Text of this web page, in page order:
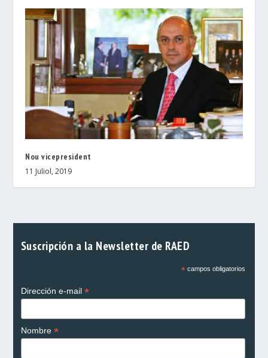
Nou vicepresident
11 Juliol, 2019
Suscripción a la Newsletter de RAED
*campos obligatorios
Dirección e-mail *
Nombre *